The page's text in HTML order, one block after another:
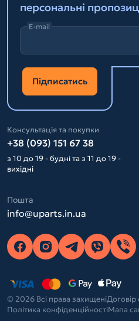
персональні
E-mail
Підписатись
Консультація та покупки
+38 (093) 151 67 38
з 10 до 19 - будні та з 11 до 19 -
вихідні
Пошта
info@uparts.in.ua
© 2026 Всі права захищеніДоговір
Політика конфіденційностіМапа